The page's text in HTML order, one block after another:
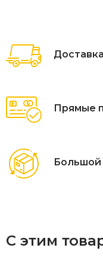
Прямые
Большой
С этим